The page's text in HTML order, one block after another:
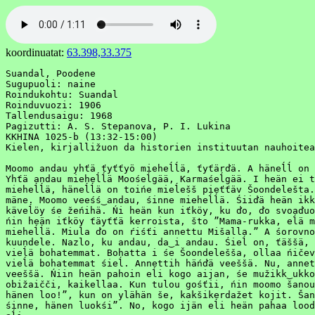
koordinuatat: 63.398,33.375
Suandal, Poodene
Sugupuoli: naine
Roindukohtu: Suandal
Roinduvuozi: 1906
Tallendusaigu: 1968
Pagizutti: A. S. Stepanova, P. I. Lukina
KKHINA 1025-b (13:32-15:00)
Kielen, kirjalližuon da historien instituutan
Moomo andau yhťä ťyťťyö mieheĺĺä, ťyťärďä. A häneĺĺ
Yhťä andau mieheĺĺä Moośeĺgää, Karmaśeĺgää. I heän ei
mieheĺĺä, häneĺĺä on toińe mieĺešš pieťťäv
mäne. Moomo veeśś‿andau, śinne mieheĺĺä. Śiiďä heän
käveĺöy śe žeńihä. Ńi heän kun iťköy, ku ďo, ďo
ńin heän iťköy ťäyťťä kerroista, što ”Mama-rukka, eĺä
mieheĺĺä. Miula ďo on ŕiśťi annettu Mišalla.” A śorovno
kuundele. Nazlo, ku andau, da‿i andau. Śieĺ on, ťäššä,
vieĺä bohatemmat. Bohatta i śe Šoondelešša, ollaa
vieĺä bohatemmat śieĺ. Annettih häńďä veeššä. Nu,
veeššä. Ńiin heän pahoin eĺi kogo aijan, śe mužikk‿ukko
obižaičči, kaikellaa. Kun tulou gośťii, ńin moomo
hänen loo!”, kun on ylähän še, kakšikerdažet kojit.
śinne, hänen luokśi”. No, kogo ijän eĺi heän pahaa